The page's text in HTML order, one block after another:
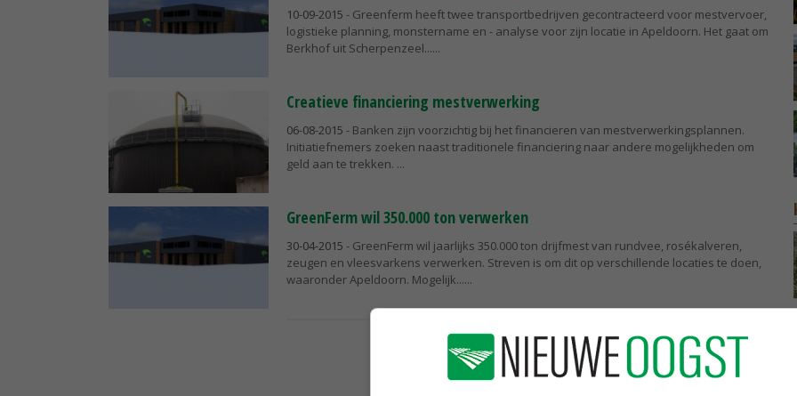
10-09-2015 - Greenferm heeft twee transportbedrijven gecontracteerd voor mestvervoer,
logistieke planning, monstername en - analyse voor zijn locatie in Apeldoorn. Het gaat om
Berkhof uit Scherpenzeel...
Creatieve financiering mestverwerking
06-08-2015 - Banken zijn voorzichtig bij het financieren van mestverwerkingsplannen.
Initiatiefnemers zoeken naast traditionele financiering naar andere mogelijkheden om
geld aan te trekken.
GreenFerm wil 350.000 ton verwerken
30-04-2015 - GreenFerm wil jaarlijks 350.000 ton drijfmest van rundvee, rosékalveren,
zeugen en vleesvarkens verwerken. Streven is om dit op verschillende locaties te doen,
waaronder Apeldoorn. Mogelijk...